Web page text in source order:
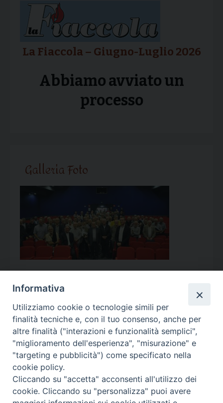
La Fiaccola – Giugno-Luglio 2026
Abbiamo avviato un
processo
Galleria Foto
Calendario Appuntamenti
<< Ago 2026 >>
l m m g v s
d
27
28
3
4 5 6 7 8
9
Informativa
Utilizziamo cookie o tecnologie simili per
finalità tecniche e, con il tuo consenso, anche per
altre finalità ("interazioni e funzionalità semplici",
"miglioramento dell'esperienza", "misurazione" e
"targeting e pubblicità") come specificato nella
cookie policy.
Cliccando su "accetta" acconsenti all'utilizzo dei
cookie. Cliccando su "personalizza" puoi avere